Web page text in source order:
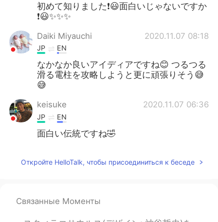
初めて知りました❗😃面白いじゃないですか
❗😃✨✨✨
Daiki Miyauchi 2020.11.07 08:18
JP EN
なかなか良いアイディアですね😊 つるつる
滑る電柱を攻略しようと更に頑張りそう😅
😅
keisuke 2020.11.07 06:36
JP EN
面白い伝統ですね🤣
Откройте HelloTalk, чтобы присоединиться к беседе
Связанные Моменты